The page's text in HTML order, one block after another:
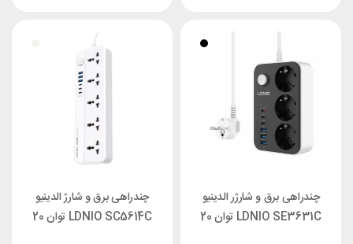
چندراهی برق و شارژر الدینیو
LDNIO SE3631C توان 20
چندراهی برق و شارژ الدینیو
LDNIO SC5614C توان 20